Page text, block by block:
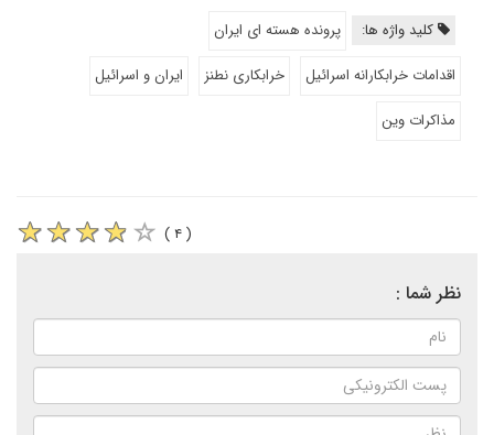
کلید واژه ها:
پرونده هسته ای ایران
اقدامات خرابکارانه اسرائیل
خرابکاری نطنز
ایران و اسرائیل
مذاکرات وین
( ۴ )
نظر شما :